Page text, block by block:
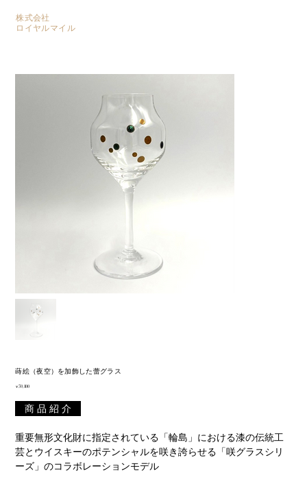
株式会社
​ロイヤルマイル
蒔絵（夜空）を加飾した蕾グラス
価
￥59,400
商 品 紹 介
重要無形文化財に指定されている「輪島」における漆の伝統工
芸とウイスキーのポテンシャルを咲き誇らせる「咲グラスシリ
ーズ」のコラボレーションモデル